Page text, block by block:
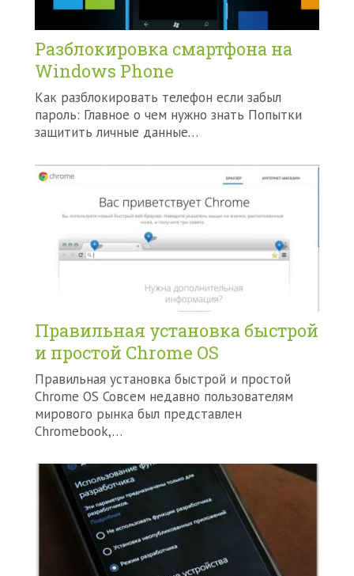
Разблокировка смартфона на
Windows Phone
Как разблокировать телефон если забыл
пароль: Главное о чем нужно знать Попытки
защитить личные данные…
Правильная установка быстрой
и простой Chrome OS
Правильная установка быстрой и простой
Chrome OS Совсем недавно пользователям
мирового рынка был представлен
Chromebook,…